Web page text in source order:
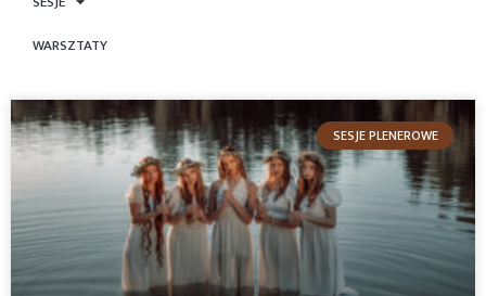
SESJE PLENEROWE
WARSZTATY